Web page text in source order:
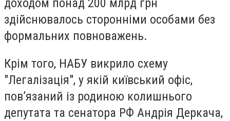
доходом понад 200 млрд грн
здійснювалось сторонніми особами без
формальних повноважень.
Крім того, НАБУ викрило схему
"Легалізація", у якій київський офіс,
пов’язаний із родиною колишнього
депутата та сенатора РФ Андрія Деркача,